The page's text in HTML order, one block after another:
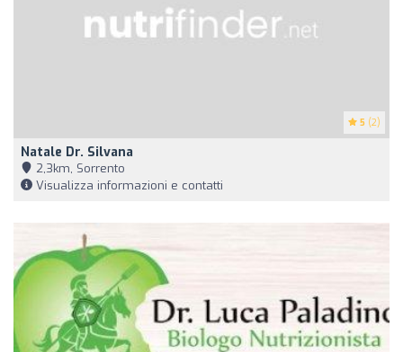
5 (2)
Natale Dr. Silvana
2,3km, Sorrento
Visualizza informazioni e contatti